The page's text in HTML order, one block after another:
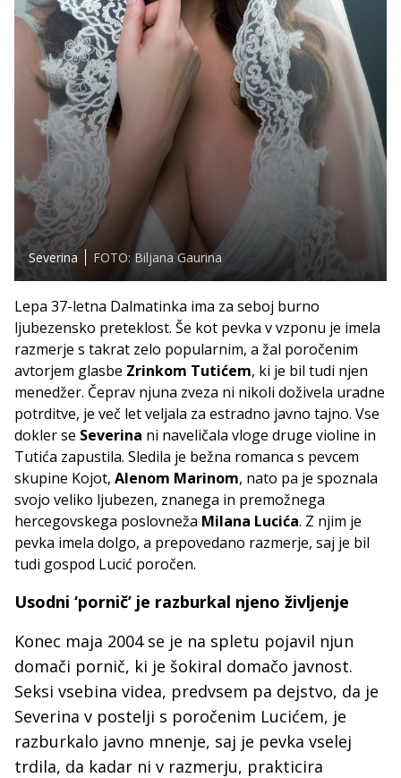
Severina FOTO: Biljana Gaurina
Lepa 37-letna Dalmatinka ima za seboj burno
ljubezensko preteklost. Še kot pevka v vzponu je imela
razmerje s takrat zelo popularnim, a žal poročenim
avtorjem glasbe Zrinkom Tutićem, ki je bil tudi njen
menedžer. Čeprav njuna zveza ni nikoli doživela uradne
potrditve, je več let veljala za estradno javno tajno. Vse
dokler se Severina ni naveličala vloge druge violine in
Tutića zapustila. Sledila je bežna romanca s pevcem
skupine Kojot, Alenom Marinom, nato pa je spoznala
svojo veliko ljubezen, znanega in premožnega
hercegovskega poslovneža Milana Lucića. Z njim je
pevka imela dolgo, a prepovedano razmerje, saj je bil
tudi gospod Lucić poročen.
Usodni ‘pornič’ je razburkal njeno življenje
Konec maja 2004 se je na spletu pojavil njun
domači pornič, ki je šokiral domačo javnost.
Seksi vsebina videa, predvsem pa dejstvo, da je
Severina v postelji s poročenim Lucićem, je
razburkalo javno mnenje, saj je pevka vselej
trdila, da kadar ni v razmerju, prakticira